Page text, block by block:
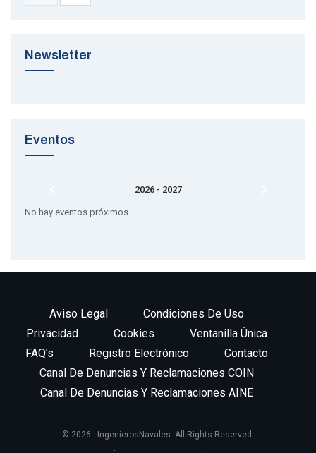
Newsletter
Eventos
2026 - 2027
No hay eventos próximos
Aviso Legal
Condiciones De Uso
Privacidad
Cookies
Ventanilla Única
FAQ’s
Registro Electrónico
Contacto
Canal De Denuncias Y Reclamaciones COIN
Canal De Denuncias Y Reclamaciones AINE
© 2026 - IngenierosNavales. All Rights Reserved.